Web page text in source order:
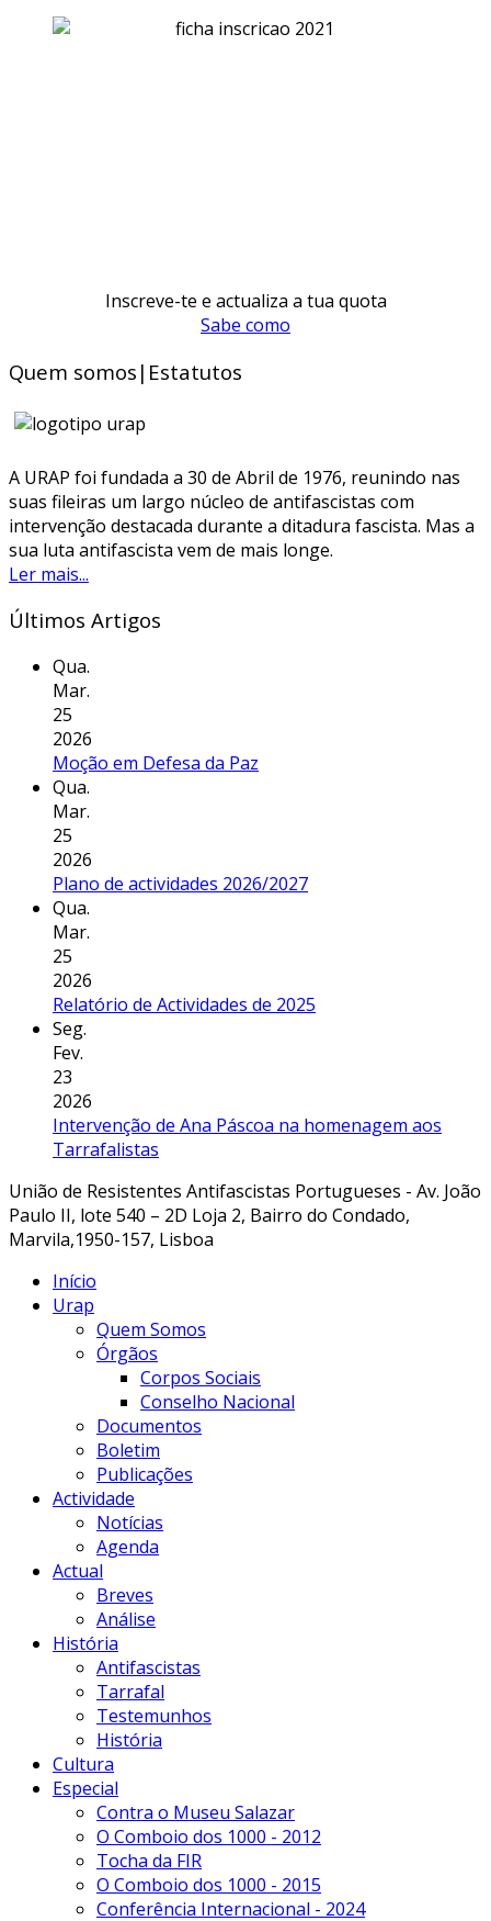
Inscreve-te e actualiza a tua quota
Sabe como
Quem somos|Estatutos
A URAP foi fundada a 30 de Abril de 1976, reunindo nas
suas fileiras um largo núcleo de antifascistas com
intervenção destacada durante a ditadura fascista. Mas a
sua luta antifascista vem de mais longe.
Ler mais...
Últimos Artigos
Qua.
Mar.
25
2026
Moção em Defesa da Paz
Qua.
Mar.
25
2026
Plano de actividades 2026/2027
Qua.
Mar.
25
2026
Relatório de Actividades de 2025
Seg.
Fev.
23
2026
Intervenção de Ana Páscoa na homenagem aos
Tarrafalistas
União de Resistentes Antifascistas Portugueses - Av. João
Paulo II, lote 540 – 2D Loja 2, Bairro do Condado,
Marvila,1950-157, Lisboa
Início
Urap
Quem Somos
Órgãos
Corpos Sociais
Conselho Nacional
Documentos
Boletim
Publicações
Actividade
Notícias
Agenda
Actual
Breves
Análise
História
Antifascistas
Tarrafal
Testemunhos
História
Cultura
Especial
Contra o Museu Salazar
O Comboio dos 1000 - 2012
Tocha da FIR
O Comboio dos 1000 - 2015
Conferência Internacional - 2024